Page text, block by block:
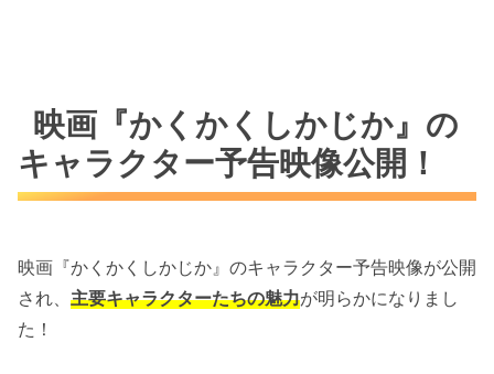
映画『かくかくしかじか』の
キャラクター予告映像公開！
映画『かくかくしかじか』のキャラクター予告映像が公開
され、 主要キャラクターたちの魅力が明らかになりまし
た！